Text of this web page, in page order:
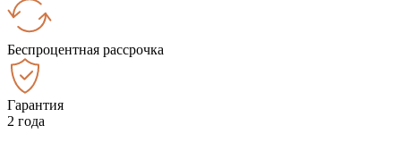
Беспроцентная рассрочка
Гарантия
2 года